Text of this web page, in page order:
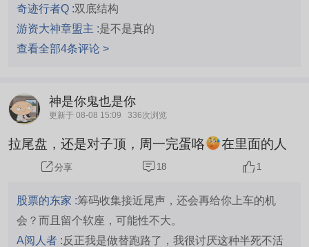
奇迹行者Q :双底结构
游资大神章盟主 :是不是真的
查看全部4条评论 >
神是你鬼也是你
更新于 08-08 15:09 336次浏览
拉尾盘，还是对子顶，周一完蛋咯 在里面的人
分享 18 1
股票的东家 :筹码收集接近尾声，还会再给你上车的机
会？而且留个软座，可能性不大。
A阅人者 :反正我是做替跑路了，我很讨厌这种半死不活